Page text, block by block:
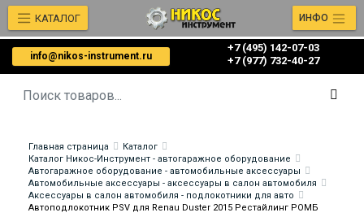
info@nikos-instrument.ru
+7 (495) 142-07-03
‎‎+7 (977) 732-40-27
КАТАЛОГ ИНФО
Главная страница
Каталог
Каталог Никос-Инструмент - автогаражное оборудование
Автогаражное оборудование - автомобильные аксессуары
Автомобильные аксессуары - аксессуары в салон автомобиля
Аксессуары в салон автомобиля - подлокотники для авто
Автоподлокотник PSV для Renau Duster 2015 Рестайлинг РОМБ